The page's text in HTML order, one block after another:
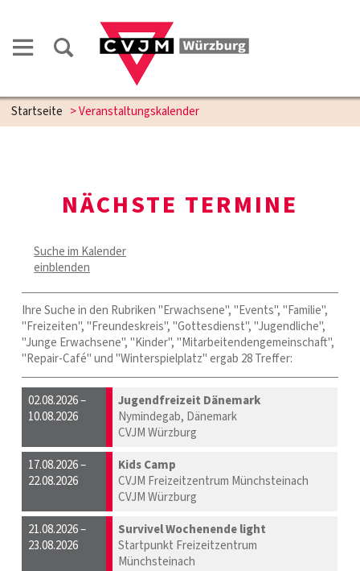
Startseite > Veranstaltungskalender
NÄCHSTE TERMINE
Suche im Kalender
einblenden
Ihre Suche in den Rubriken "Erwachsene", "Events", "Familie",
"Freizeiten", "Freundeskreis", "Gottesdienst", "Jugendliche",
"Junge Erwachsene", "Kinder", "Mitarbeitendengemeinschaft",
"Repair-Café" und "Winterspielplatz" ergab 28 Treffer:
02.08.2026 –
10.08.2026
Jugendfreizeit Dänemark
Nymindegab, Dänemark
CVJM Würzburg
17.08.2026 –
22.08.2026
Kids Camp
CVJM Freizeitzentrum Münchsteinach
CVJM Würzburg
21.08.2026 –
23.08.2026
Survivel Wochenende light
Startpunkt Freizeitzentrum
Münchsteinach